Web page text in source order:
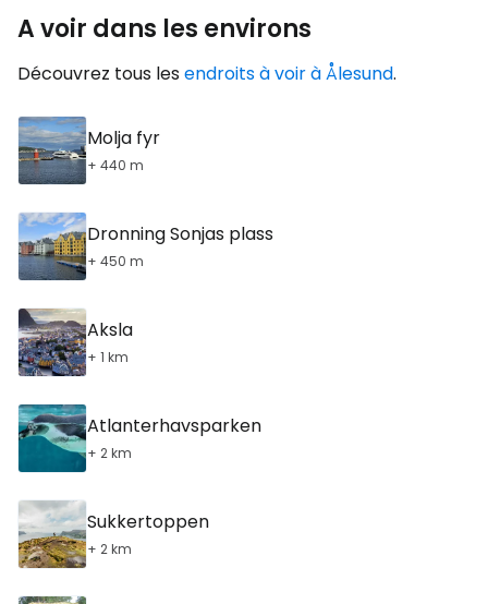
A voir dans les environs
Découvrez tous lesendroits à voir à Ålesund.
Molja fyr
+ 440 m
Dronning Sonjas plass
+ 450 m
Aksla
+ 1 km
Atlanterhavsparken
+ 2 km
Sukkertoppen
+ 2 km